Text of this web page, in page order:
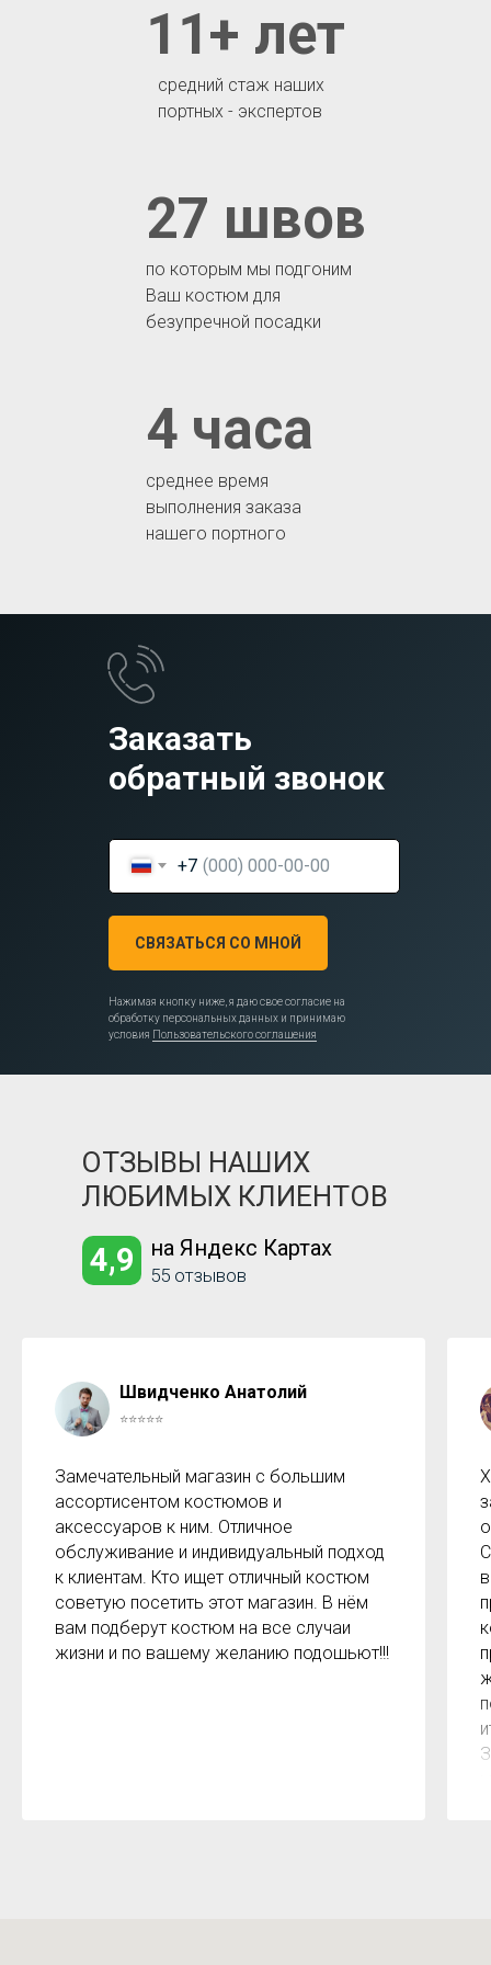
среднее время
выполнения заказа
нашего портного
4 часа
по которым мы подгоним
Ваш костюм для
безупречной посадки
27 швов
средний стаж наших
портных - экспертов
11+ лет
Заказать
обратный звонок
+7
СВЯЗАТЬСЯ СО МНОЙ
Нажимая кнопку ниже, я даю свое согласие на
обработку персональных данных и принимаю
условия Пользовательского соглашения
55 отзывов
на Яндекс Картах
4,9
ОТЗЫВЫ НАШИХ
ЛЮБИМЫХ КЛИЕНТОВ
Швидченко Анатолий
⭐⭐⭐⭐⭐
Замечательный магазин с большим
ассортисентом костюмов и
аксессуаров к ним. Отличное
обслуживание и индивидуальный подход
к клиентам. Кто ищет отличный костюм
советую посетить этот магазин. В нём
вам подберут костюм на все случаи
жизни и по вашему желанию подошьют!!!